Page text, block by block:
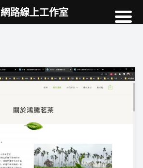
高雄網頁設計
網站SEO
NEWS
教學
網路線上工作室